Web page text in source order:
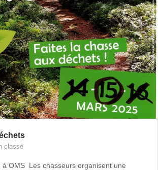
classé
à OMS Les chasseurs organisent une